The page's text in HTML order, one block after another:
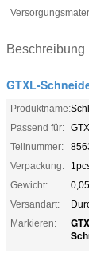
Beschreibung
GTXL-
Produktname:
Passend für:
Teilnummer:
Verpackung:
Gewicht:
Versandart:
Markieren: